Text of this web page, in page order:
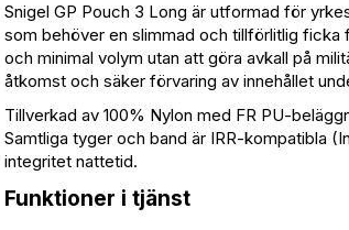
Snigel GP Pouch 3 Long är utformad för
som behöver en slimmad och tillförlitlig ficka
och minimal volym utan att göra avkall på
åtkomst och säker förvaring av innehållet
Tillverkad av 100% Nylon med FR PU-
Samtliga tyger och band är IRR-kompatibla
integritet nattetid.
Funktioner i tjänst